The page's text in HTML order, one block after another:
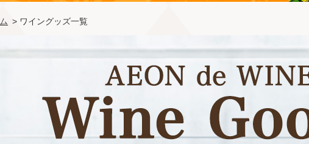
> ワイングッズ一覧